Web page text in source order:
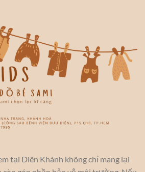
tại Diên Khánh không chỉ mang lại